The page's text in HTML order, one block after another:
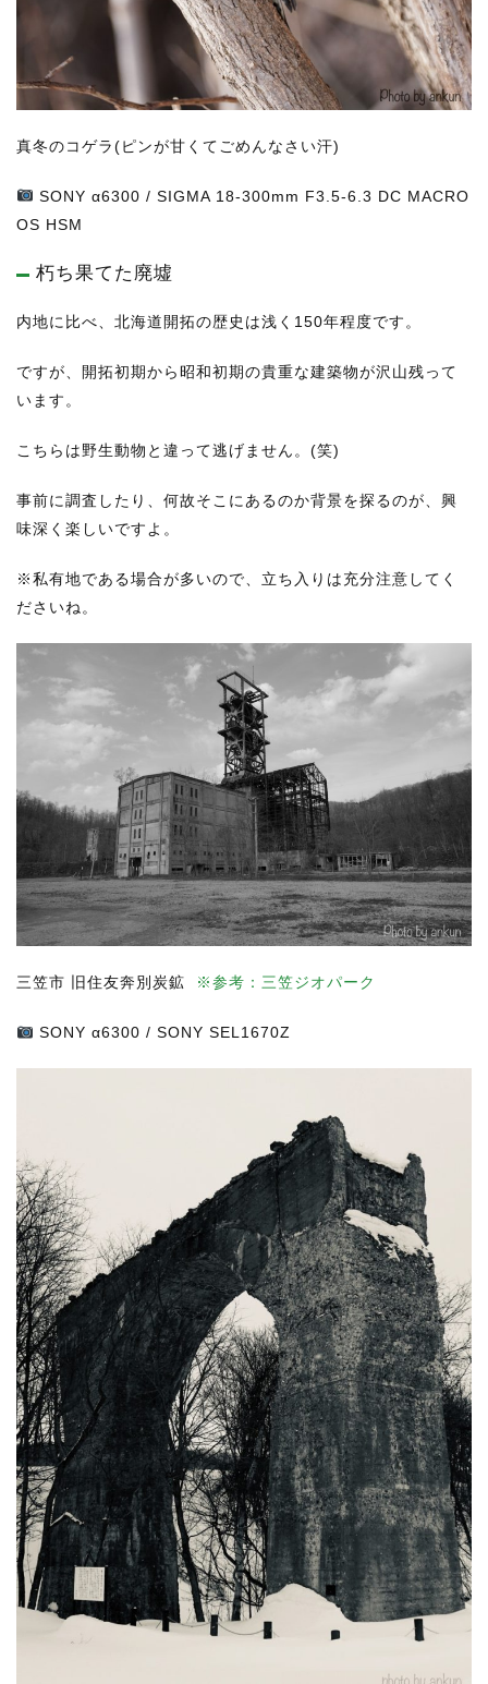
真冬のコゲラ(ピンが甘くてごめんなさい汗)
SONY α6300 / SIGMA 18-300mm F3.5-6.3 DC MACRO
OS HSM
朽ち果てた廃墟
内地に比べ、北海道開拓の歴史は浅く150年程度です。
ですが、開拓初期から昭和初期の貴重な建築物が沢山残って
います。
こちらは野生動物と違って逃げません。(笑)
事前に調査したり、何故そこにあるのか背景を探るのが、興
味深く楽しいですよ。
※私有地である場合が多いので、立ち入りは充分注意してく
ださいね。
三笠市 旧住友奔別炭鉱 ※参考：三笠ジオパーク
SONY α6300 / SONY SEL1670Z